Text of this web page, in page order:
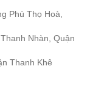
Phú Thọ Hoà,
Nhàn, Quận
Thanh Khê